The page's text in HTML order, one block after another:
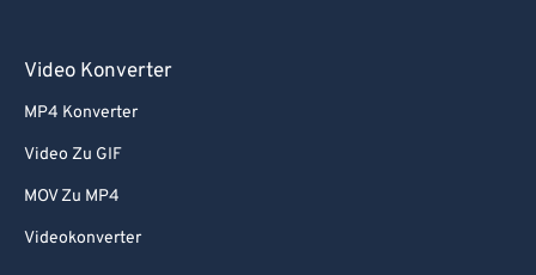
Video Konverter
MP4 Konverter
Video Zu GIF
MOV Zu MP4
Videokonverter